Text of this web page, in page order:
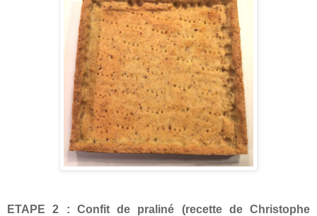
ETAPE 2 : Confit de praliné (recette de Christophe